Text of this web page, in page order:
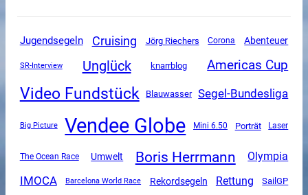
Jugendsegeln Cruising Jörg Riechers Corona Abenteuer
SR-Interview Unglück knarrblog Americas Cup
Video Fundstück Blauwasser Segel-Bundesliga
Big Picture Vendee Globe Mini 6.50 Porträt Laser
The Ocean Race Umwelt Boris Herrmann
Olympia
IMOCA
Barcelona World Race Rekordsegeln Rettung SailGP